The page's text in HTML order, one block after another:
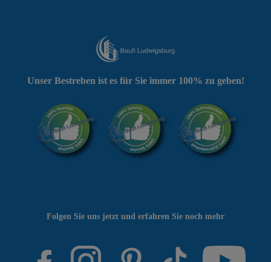
Folgen Sie uns jetzt und erfahren Sie noch mehr
Unser Bestreben ist es für Sie immer 100% zu geben!